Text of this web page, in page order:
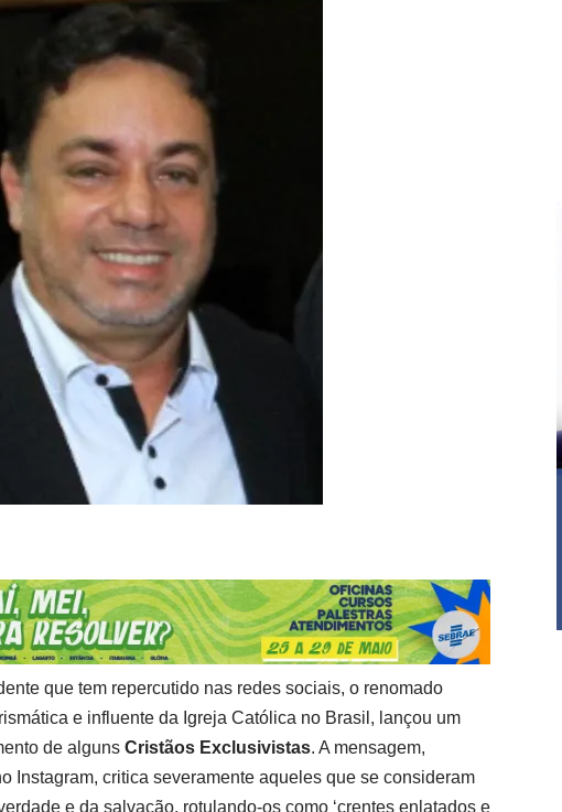
que tem repercutido nas redes sociais, o renomado
e influente da Igreja Católica no Brasil, lançou um
de alguns Cristãos Exclusivistas. A mensagem,
Instagram, critica severamente aqueles que se consideram
e da salvação, rotulando-os como ‘crentes enlatados e